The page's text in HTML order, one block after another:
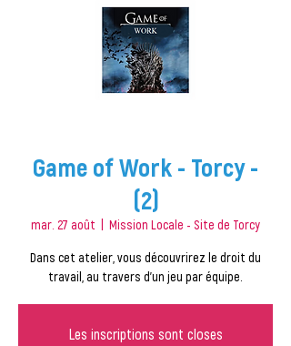
Game of Work - Torcy -
(2)
mar. 27 août Mission Locale - Site de Torcy
Dans cet atelier, vous découvrirez le droit du
travail, au travers d'un jeu par équipe.
Les inscriptions sont closes